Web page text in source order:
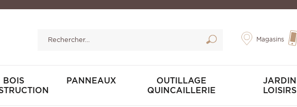
Magasins
BOIS
PANNEAUX
OUTILLAGE
QUINCAILLERIE
JARDIN
LOISIRS